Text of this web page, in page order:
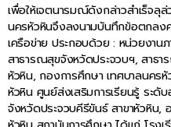
เพื่อให้เจตนารมณ์ดังกล่าวสำเร็จลุ
นครหัวหินจึงลงนามบันทึกข้อตกลง
เครือข่าย ประกอบด้วย : หน่วยงาน
สาธารณสุขจังหวัดประจวบฯ, สาธ
หัวหิน, กองการศึกษา เทศบาลนคร
หัวหิน ศูนย์ส่งเสริมการเรียนรู้ ระดั
จังหวัดประจวบคีรีขันธ์ สาขาหัวหิน,